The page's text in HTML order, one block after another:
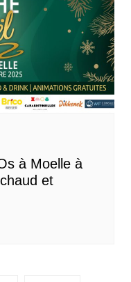
à Moelle à
et